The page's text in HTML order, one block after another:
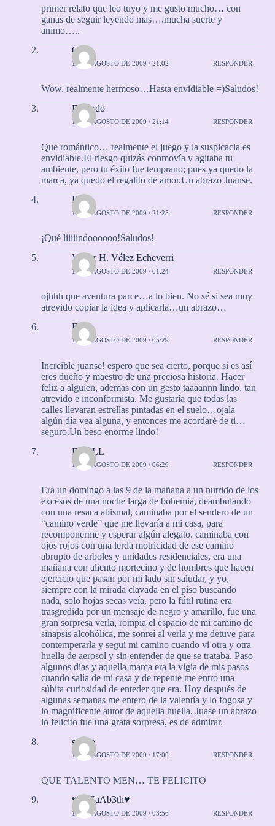
primer relato que leo tuyo y me gusto mucho… con
ganas de seguir leyendo mas….mucha suerte y
animo…..
Caco
16 DE AGOSTO DE 2009 / 21:02 RESPONDER
Wow, realmente hermoso…Hasta envidiable =)Saludos!
Eduardo
16 DE AGOSTO DE 2009 / 21:14 RESPONDER
Que romántico… realmente el juego y la suspicacia es
envidiable.El riesgo quizás conmovía y agitaba tu
ambiente, pero tu éxito fue temprano; pues ya quedo la
marca, ya quedo el regalito de amor.Un abrazo Juanse.
Dr. J
16 DE AGOSTO DE 2009 / 21:25 RESPONDER
¡Qué liiiiindoooooo!Saludos!
Víctor H. Vélez Echeverri
17 DE AGOSTO DE 2009 / 01:24 RESPONDER
ojhhh que aventura parce…a lo bien. No sé si sea muy
atrevido copiar la idea y aplicarla…un abrazo…
Elisa
17 DE AGOSTO DE 2009 / 05:29 RESPONDER
Increible juanse! espero que sea cierto, porque si es así
eres dueño y maestro de una preciosa historia. Hacer
feliz a alguien, ademas con un gesto taaaannn lindo, tan
atrevido e inconformista. Me gustaría que todas las
calles llevaran estrellas pintadas en el suelo…ojala
algún día vea alguna, y entonces me acordaré de ti…
seguro.Un beso enorme lindo!
EVCLL
17 DE AGOSTO DE 2009 / 06:29 RESPONDER
Era un domingo a las 9 de la mañana a un nutrido de los
excesos de una noche larga de bohemia, deambulando
con una resaca abismal, caminaba por el sendero de un
“camino verde” que me llevaría a mi casa, para
recomponerme y esperar algún alegato. caminaba con
ojos rojos con una lerda motricidad de ese camino
abrupto de arboles y unidades residenciales, era una
mañana con aliento mortecino y de hombres que hacen
ejercicio que pasan por mi lado sin saludar, y yo,
siempre con la mirada clavada en el piso buscando
nada, solo hojas secas veía, pero la fútil rutina era
trasgredida por un mensaje de negro y amarillo, fue una
gran sorpresa verla, rompía el espacio de mi camino de
sinapsis alcohólica, me sonreí al verla y me detuve para
contemperarla y seguí mi camino cuando vi otra y otra
huella de aerosol y sin entender de que se trataba. Paso
algunos días y aquella marca era la vigía de mis pasos
cuando salía de mi casa y de repente me entro una
súbita curiosidad de enteder que era. Hoy después de
algunas semanas me entero de la valentía y lo fogosa y
lo magnificente autor de aquella huella. Juase un abrazo
lo felicito fue una grata sorpresa, es de admirar.
sergio
17 DE AGOSTO DE 2009 / 17:00 RESPONDER
QUE TALENTO MEN… TE FELICITO
♥EliZaAb3th♥
18 DE AGOSTO DE 2009 / 03:56 RESPONDER